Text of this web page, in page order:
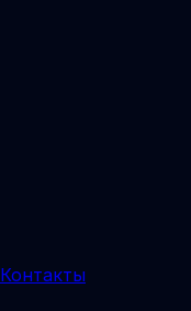
Контакты